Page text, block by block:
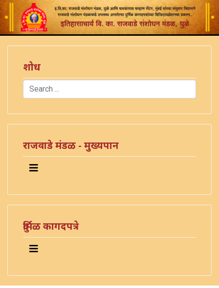
शोध
Search
राजवाडे मंडळ - मुख्यपान
दुर्मिळ कागदपत्रे